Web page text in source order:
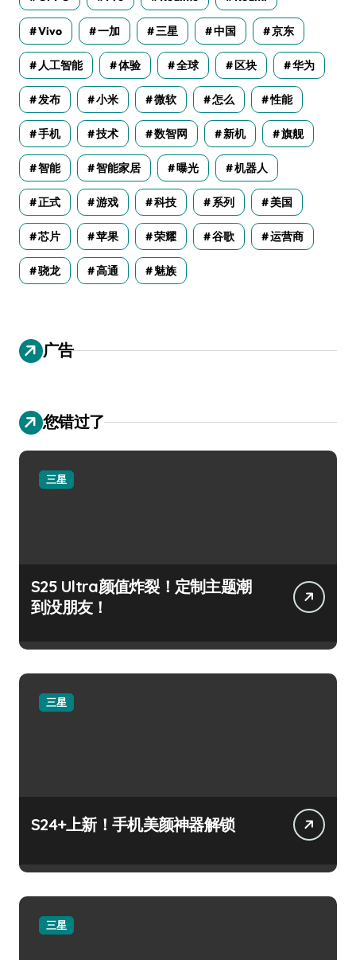
Vivo 一加 三星 中国 京东
人工智能 体验 全球 区块 华为
发布 小米 微软 怎么 性能
手机 技术 数智网 新机 旗舰
智能 智能家居 曝光 机器人
正式 游戏 科技 系列 美国
芯片 苹果 荣耀 谷歌 运营商
骁龙 高通 魅族
广告
您错过了
三星
S25 Ultra颜值炸裂！定制主题潮
到没朋友！
三星
S24+上新！手机美颜神器解锁
三星